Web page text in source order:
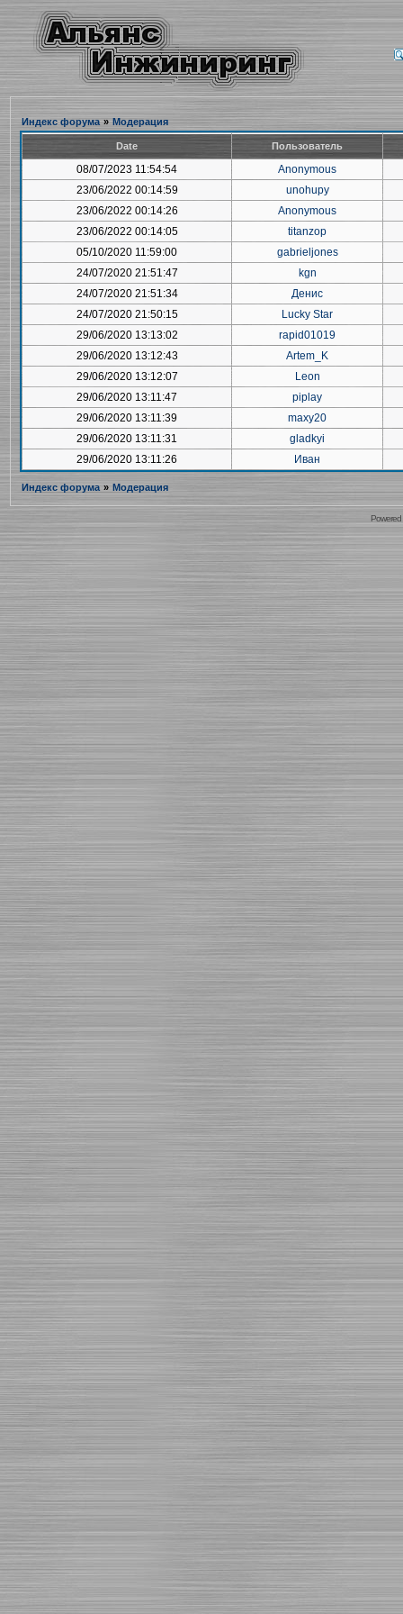
Индекс форума » Модерация
Date Пользователь
08/07/2023 11:54:54
Anonymous
23/06/2022 00:14:59
unohupy
23/06/2022 00:14:26
Anonymous
23/06/2022 00:14:05
titanzop
05/10/2020 11:59:00
gabrieljones
24/07/2020 21:51:47
kgn
24/07/2020 21:51:34
Денис
24/07/2020 21:50:15
Lucky Star
29/06/2020 13:13:02
rapid01019
29/06/2020 13:12:43
Artem_K
29/06/2020 13:12:07
Leon
29/06/2020 13:11:47
piplay
29/06/2020 13:11:39
maxy20
29/06/2020 13:11:31
gladkyi
29/06/2020 13:11:26
Иван
Индекс форума » Модерация